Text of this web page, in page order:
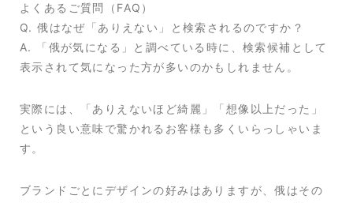
よくあるご質問（FAQ）
Q. 俄はなぜ「ありえない」と検索されるのですか？
A. 「俄が気になる」と調べている時に、検索候補として
表示されて気になった方が多いのかもしれません。
実際には、「ありえないほど綺麗」「想像以上だった」
という良い意味で驚かれるお客様も多くいらっしゃいま
す。
ブランドごとにデザインの好みはありますが、俄はその